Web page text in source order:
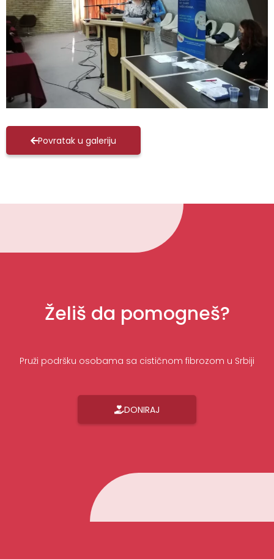
Povratak u galeriju
Želiš da pomogneš?
Pruži podršku osobama sa cističnom fibrozom u Srbiji
DONIRAJ